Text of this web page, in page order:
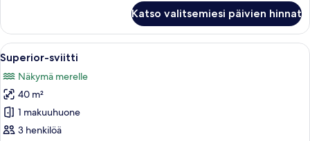
sänkyä)
kuvat
huone
(yksi
tai
kaksi
sänkyä)
Katso valitsemiesi päivien hinnat
Avaa
kaikki
huonetyypin
Superior-
sviitti
kuvat
Kodikas olohuone, jossa on sohva,
3
Superior-sviitti
Näkymä merelle
40 m²
1 makuuhuone
3 henkilöä